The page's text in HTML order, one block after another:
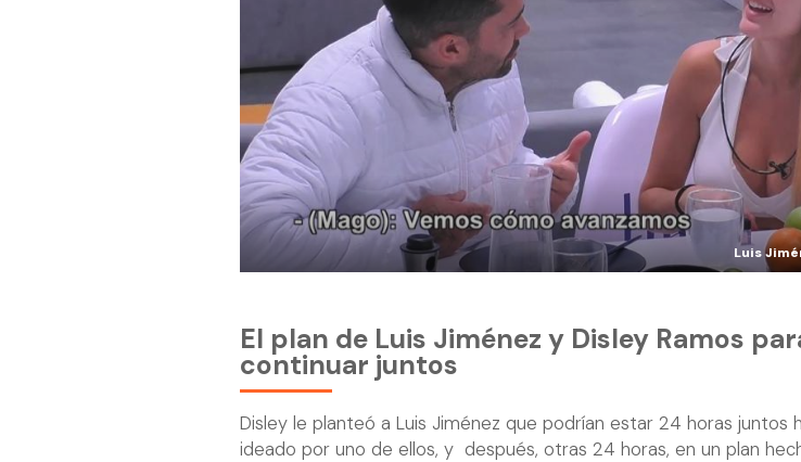
Luis
El plan de Luis Jiménez y Disley Ramos
continuar juntos
Disley le planteó a Luis Jiménez que podrían estar 24 horas juntos
ideado por uno de ellos, y después, otras 24 horas, en un plan